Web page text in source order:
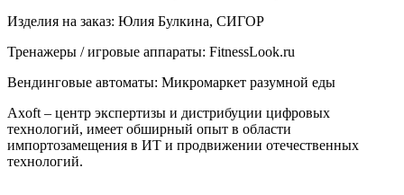
Изделия на заказ: Юлия Булкина, СИГОР
Тренажеры / игровые аппараты: FitnessLook.ru
Вендинговые автоматы: Микромаркет разумной еды
Axoft – центр экспертизы и дистрибуции цифровых
технологий, имеет обширный опыт в области
импортозамещения в ИТ и продвижении отечественных
технологий.